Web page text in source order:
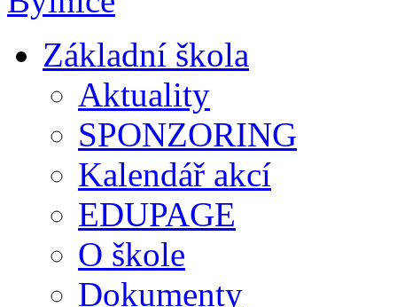
Základní škola
Aktuality
SPONZORING
Kalendář akcí
EDUPAGE
O škole
Dokumenty